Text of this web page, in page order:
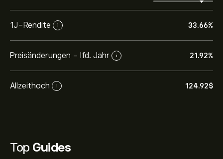
1J-Rendite i 33.66%
Preisänderungen - lfd. Jahr i 21.92%
Allzeithoch i 124.92‎$‎
Top Guides